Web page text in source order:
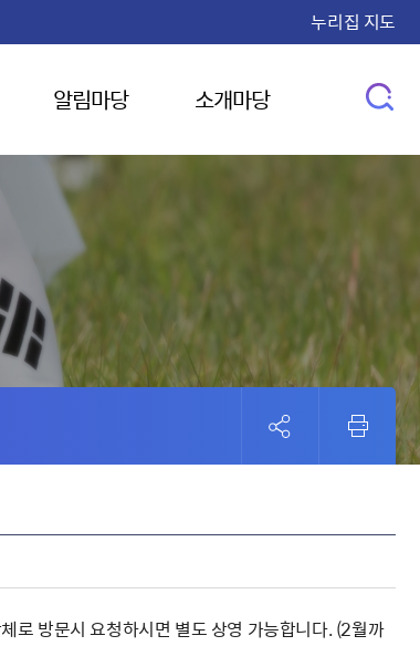
누리집 지도
알림마당 소개마당
로 방문시 요청하시면 별도 상영 가능합니다. (2월까